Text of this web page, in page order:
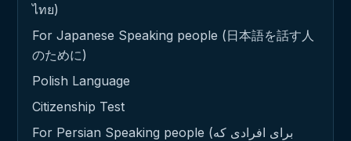
ไทย)
For Japanese Speaking people (日本語を話す人
のために)
Polish Language
Citizenship Test
For Persian Speaking people (برای افرادی که